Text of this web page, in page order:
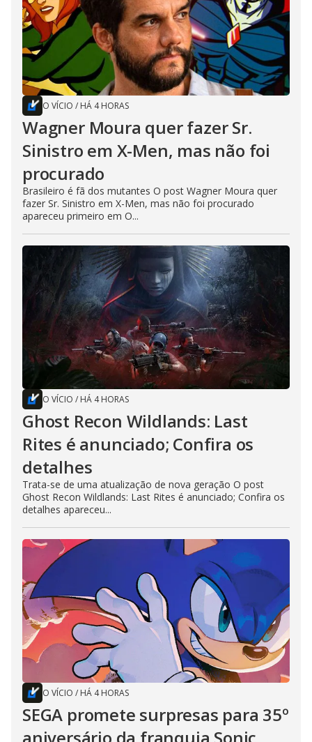
O VÍCIO / HÁ 4 HORAS
Wagner Moura quer fazer Sr.
Sinistro em X-Men, mas não foi
procurado
Brasileiro é fã dos mutantes O post Wagner Moura quer
fazer Sr. Sinistro em X-Men, mas não foi procurado
apareceu primeiro em O...
O VÍCIO / HÁ 4 HORAS
Ghost Recon Wildlands: Last
Rites é anunciado; Confira os
detalhes
Trata-se de uma atualização de nova geração O post
Ghost Recon Wildlands: Last Rites é anunciado; Confira os
detalhes apareceu...
O VÍCIO / HÁ 4 HORAS
SEGA promete surpresas para 35º